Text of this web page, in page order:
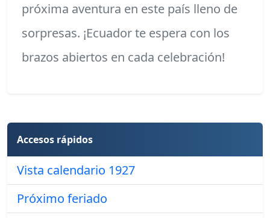
próxima aventura en este país lleno de
sorpresas. ¡Ecuador te espera con los
brazos abiertos en cada celebración!
Accesos rápidos
Vista calendario 1927
Próximo feriado